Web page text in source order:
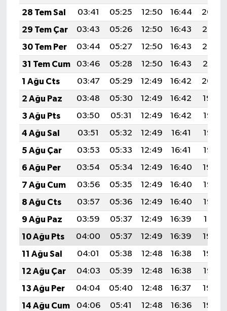
28 Tem Sal
03:41 05:25 12:50 16:44
20:04
29 Tem Çar
03:43 05:26 12:50 16:43
20:03
30 Tem Per
03:44 05:27 12:50 16:43
20:02
31 Tem Cum
03:46 05:28 12:50 16:43
20:01
1 Ağu Cts
03:47 05:29 12:49 16:42
20:00
2 Ağu Paz
03:48 05:30 12:49 16:42
19:59
3 Ağu Pts
03:50 05:31 12:49 16:42
19:58
4 Ağu Sal
03:51 05:32 12:49 16:41
19:57
5 Ağu Çar
03:53 05:33 12:49 16:41
19:56
6 Ağu Per
03:54 05:34 12:49 16:40
19:54
7 Ağu Cum
03:56 05:35 12:49 16:40
19:53
8 Ağu Cts
03:57 05:36 12:49 16:40
19:52
9 Ağu Paz
03:59 05:37 12:49 16:39
19:51
10 Ağu Pts
04:00 05:37 12:49 16:39
19:50
11 Ağu Sal
04:01 05:38 12:48 16:38
19:48
12 Ağu Çar
04:03 05:39 12:48 16:38
19:47
13 Ağu Per
04:04 05:40 12:48 16:37
19:46
14 Ağu Cum
04:06 05:41 12:48 16:36
19:44